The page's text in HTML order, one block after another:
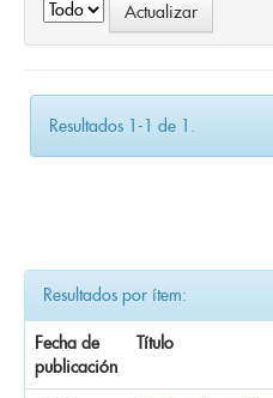
Resultados 1-1 de 1.
Resultados por ítem:
Fecha de
publicación
Título